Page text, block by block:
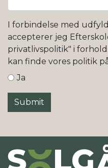
I forbindelse med
accepterer jeg
privatlivspolitik" i
kan finde vores politik
Ja